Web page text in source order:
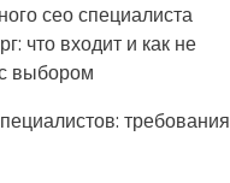
сео специалиста
что входит и как не
выбором
требования